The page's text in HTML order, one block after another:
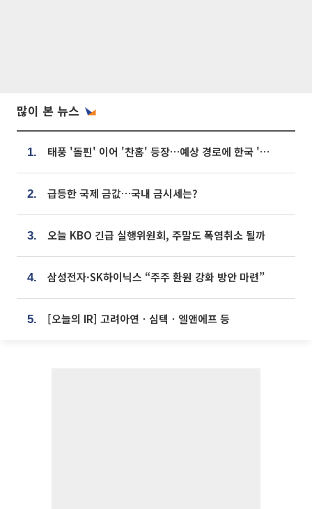
많이 본 뉴스
1. 태풍 '돌핀' 이어 '찬홈' 등장…예상 경로에 한국 '한숨'
2. 급등한 국제 금값…국내 금시세는?
3. 오늘 KBO 긴급 실행위원회, 주말도 폭염취소 될까
4. 삼성전자·SK하이닉스 “주주 환원 강화 방안 마련”
5. [오늘의 IR] 고려아연ㆍ심텍ㆍ엘앤에프 등